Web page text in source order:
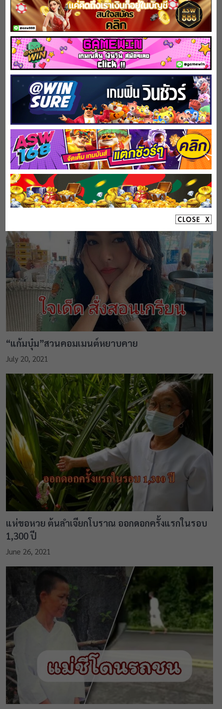
4 ราศี…ทำงานอะไรก็ร่ำรวย เมษ กันย์ กุมภ์ มีน
April 9, 2023
“แก้มบุ๋ม”สวนคอมเมนต์หยาบคาย
July 20, 2021
แห่ขอหวย ต้นลำเจียกโบราณ ออกดอกครั้งแรกในรอบ
1,300 ปี
June 26, 2021